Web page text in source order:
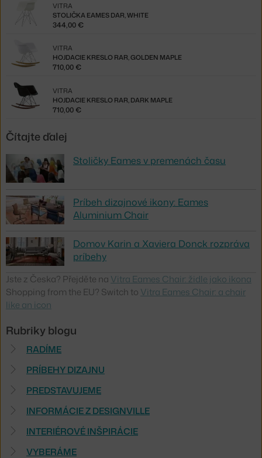
STOLIČKA EAMES DAR, WHITE
VITRA
344,00 €
HOJDACIE KRESLO RAR, GOLDEN MAPLE
VITRA
710,00 €
HOJDACIE KRESLO RAR, DARK MAPLE
VITRA
710,00 €
Čítajte ďalej
Stoličky Eames v premenách času
Príbeh dizajnové ikony: Eames
Aluminium Chair
Domov Karin a Xaviera Donck rozpráva
príbehy
Jste z Česka? Přejděte na Vitra Eames Chair: židle jako ikona
Shopping from the EU? Switch to Vitra Eames Chair: a chair
like an icon
Rubriky blogu
RADÍME
PRÍBEHY DIZAJNU
PREDSTAVUJEME
INFORMÁCIE Z DESIGNVILLE
INTERIÉROVÉ INŠPIRÁCIE
VYBERÁME